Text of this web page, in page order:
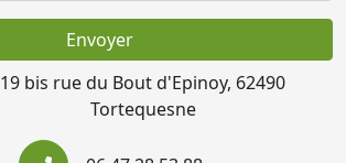
Envoyer
19 bis rue du Bout d'Epinoy, 62490
Tortequesne